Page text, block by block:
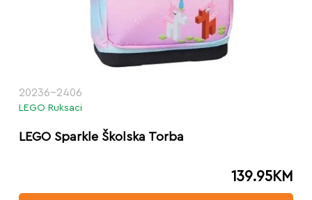
20236-2406
LEGO Ruksaci
LEGO Sparkle Školska Torba
139.95KM